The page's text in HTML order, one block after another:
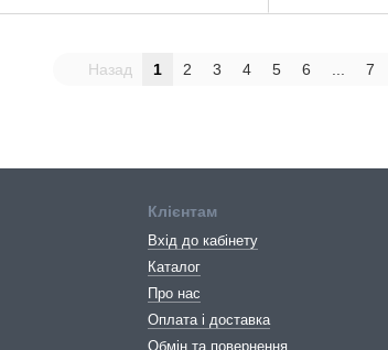
Назад 1 2 3 4 5 6 ... 7
Клієнтам
Вхід до кабінету
Каталог
Про нас
Оплата і доставка
Обмін та повернення